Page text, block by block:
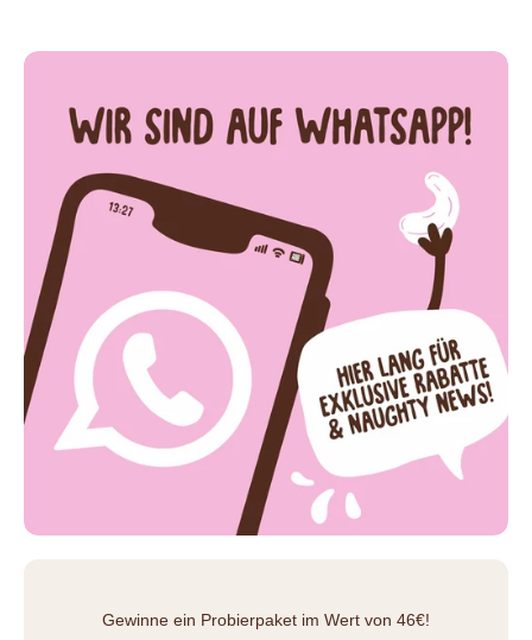
Gewinne ein Probierpaket im Wert von 46€!